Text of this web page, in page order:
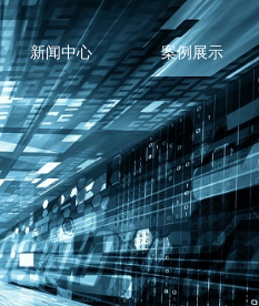
新闻中心 案例展示